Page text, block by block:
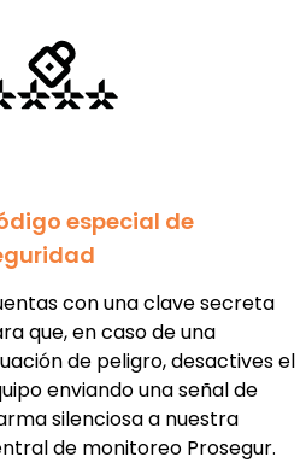
especial de
con una clave secreta
que, en caso de una
de peligro, desactives el
enviando una señal de
silenciosa a nuestra
de monitoreo Prosegur.